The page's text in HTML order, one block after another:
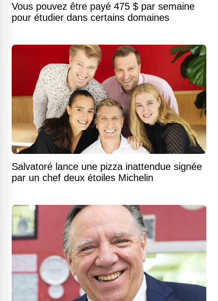
Vous pouvez être payé 475 $ par semaine
pour étudier dans certains domaines
Salvatoré lance une pizza inattendue signée
par un chef deux étoiles Michelin